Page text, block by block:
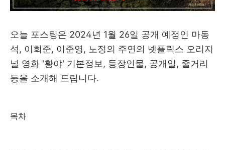
오늘 포스팅은 2024년 1월 26일 공개 예정인 마동
석, 이희준, 이준영, 노정의 주연의 넷플릭스 오리지
널 영화 '황야' 기본정보, 등장인물, 공개일, 줄거리
등을 소개해 드립니다.
목차